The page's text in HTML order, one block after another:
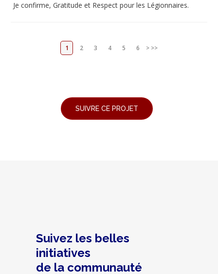
Je confirme, Gratitude et Respect pour les Légionnaires.
1 2 3 4 5 6 > >>
Suivez les belles
initiatives
de la communauté